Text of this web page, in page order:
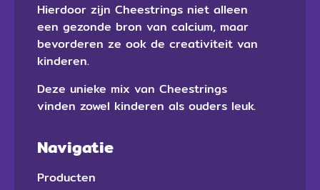
Hierdoor zijn Cheestrings niet alleen
een gezonde bron van calcium, maar
bevorderen ze ook de creativiteit van
kinderen.
Deze unieke mix van Cheestrings
vinden zowel kinderen als ouders leuk.
Navigatie
Producten